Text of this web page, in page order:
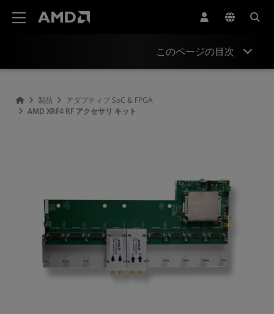
このページの目次
製品
アダプティブ SoC & FPGA
AMD XRF4 RF アクセサリ キット